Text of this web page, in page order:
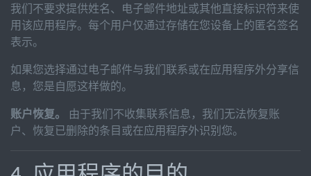
我们不要求提供姓名、电子邮件地址或其他直接标识符来使
用该应用程序。每个用户仅通过存储在您设备上的匿名签名
表示。
如果您选择通过电子邮件与我们联系或在应用程序外分享信
息，您是自愿这样做的。
账户恢复。
由于我们不收集联系信息，我们无法恢复账
户、恢复已删除的条目或在应用程序外识别您。